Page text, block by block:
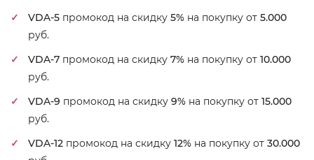
VDA-5 промокод на скидку 5% на покупку от 5.000
руб.
VDA-7 промокод на скидку 7% на покупку от 10.000
руб.
VDA-9 промокод на скидку 9% на покупку от 15.000
руб.
VDA-12 промокод на скидку 12% на покупку от 30.000